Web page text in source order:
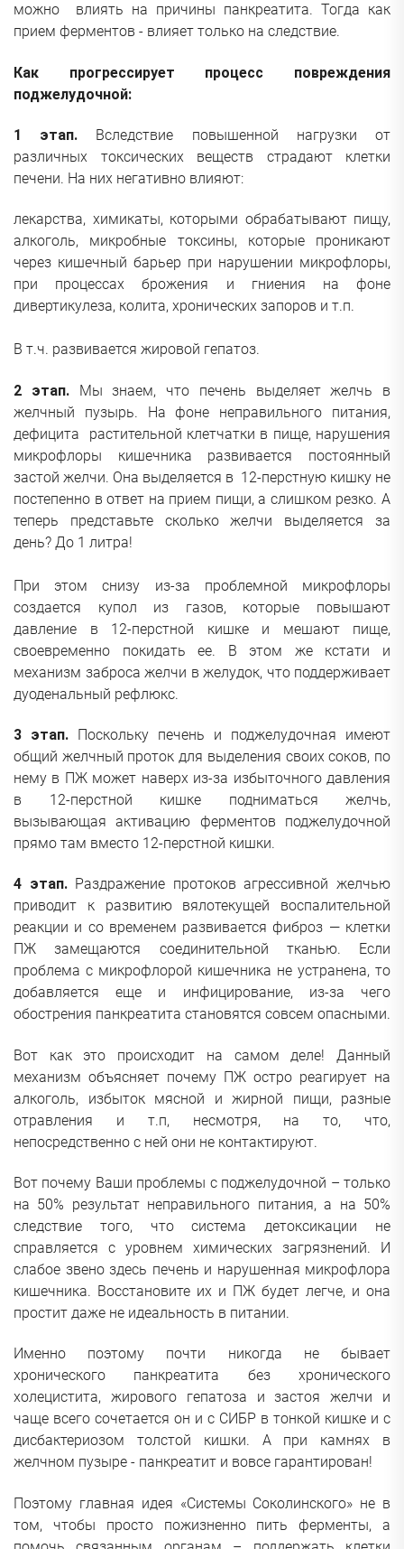
можно влиять на причины панкреатита. Тогда как
прием ферментов - влияет только на следствие.
Как прогрессирует процесс повреждения
поджелудочной:
1 этап. Вследствие повышенной нагрузки от
различных токсических веществ страдают клетки
печени. На них негативно влияют:
лекарства, химикаты, которыми обрабатывают пищу,
алкоголь, микробные токсины, которые проникают
через кишечный барьер при нарушении микрофлоры,
при процессах брожения и гниения на фоне
дивертикулеза, колита, хронических запоров и т.п.
В т.ч. развивается жировой гепатоз.
2 этап.Мы знаем, что печень выделяет желчь в
желчный пузырь. На фоне неправильного питания,
дефицита растительной клетчатки в пище, нарушения
микрофлоры кишечника развивается постоянный
застой желчи. Она выделяется в 12-перстную кишку не
постепенно в ответ на прием пищи, а слишком резко. А
теперь представьте сколько желчи выделяется за
день? До 1 литра!
При этом снизу из-за проблемной микрофлоры
создается купол из газов, которые повышают
давление в 12-перстной кишке и мешают пище,
своевременно покидать ее. В этом же кстати и
механизм заброса желчи в желудок, что поддерживает
дуоденальный рефлюкс.
3 этап. Поскольку печень и поджелудочная имеют
общий желчный проток для выделения своих соков, по
нему в ПЖ может наверх из-за избыточного давления
в 12-перстной кишке подниматься желчь,
вызывающая активацию ферментов поджелудочной
прямо там вместо 12-перстной кишки.
4 этап.Раздражение протоков агрессивной желчью
приводит к развитию вялотекущей воспалительной
реакции и со временем развивается фиброз — клетки
ПЖ замещаются соединительной тканью. Если
проблема с микрофлорой кишечника не устранена, то
добавляется еще и инфицирование, из-за чего
обострения панкреатита становятся совсем опасными.
Вот как это происходит на самом деле! Данный
механизм объясняет почему ПЖ остро реагирует на
алкоголь, избыток мясной и жирной пищи, разные
отравления и т.п, несмотря, на то, что,
непосредственно с ней они не контактируют.
Вот почему Ваши проблемы с поджелудочной – только
на 50% результат неправильного питания, а на 50%
следствие того, что система детоксикации не
справляется с уровнем химических загрязнений. И
слабое звено здесь печень и нарушенная микрофлора
кишечника. Восстановите их и ПЖ будет легче, и она
простит даже не идеальность в питании.
Именно поэтому почти никогда не бывает
хронического панкреатита без хронического
холецистита, жирового гепатоза и застоя желчи и
чаще всего сочетается он и с СИБР в тонкой кишке и с
дисбактериозом толстой кишки. А при камнях в
желчном пузыре - панкреатит и вовсе гарантирован!
Поэтому главная идея «Системы Соколинского» не в
том, чтобы просто пожизненно пить ферменты, а